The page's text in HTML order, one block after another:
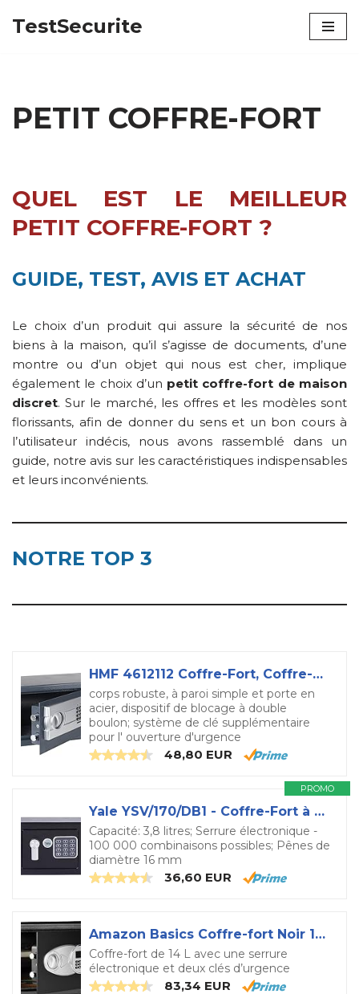
TestSecurite
PETIT COFFRE-FORT
QUEL EST LE MEILLEUR
PETIT COFFRE-FORT ?
GUIDE, TEST, AVIS ET ACHAT
Le choix d’un produit qui assure la sécurité de nos
biens à la maison, qu’il s’agisse de documents, d’une
montre ou d’un objet qui nous est cher, implique
également le choix d’un petit coffre-fort de maison
discret. Sur le marché, les offres et les modèles sont
florissants, afin de donner du sens et un bon cours à
l’utilisateur indécis, nous avons rassemblé dans un
guide, notre avis sur les caractéristiques indispensables
et leurs inconvénients.
NOTRE TOP 3
HMF 4612112 Coffre-Fort, Coffre-Fort à Poser avec Serrure électronique, 31 x 20 x 20 cm, Anthracite
corps robuste, à paroi simple et porte en
acier, dispositif de blocage à double
boulon; système de clé supplémentaire
pour l' ouverture d'urgence
48,80 EUR
PROMO
Yale YSV/170/DB1 - Coffre-Fort à Serrure Electronique 100 000 combinaisons, A Poser et Sceller | Mini Format, 17 x 23 x 17 cm (3,8L), Noir
Capacité: 3,8 litres; Serrure électronique -
100 000 combinaisons possibles; Pênes de
diamètre 16 mm
36,60 EUR
Amazon Basics Coffre-fort Noir 14L
Coffre-fort de 14 L avec une serrure
électronique et deux clés d’urgence
83,34 EUR